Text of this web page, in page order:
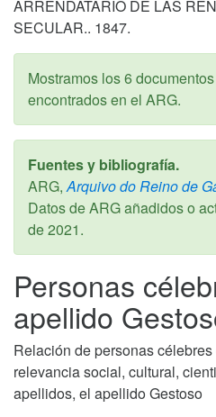
ARRENDATARIO DE LAS
SECULAR.. 1847.
Mostramos los 6
encontrados en el ARG.
Fuentes y bibliografía.
ARG, Arquivo do Reino de
Datos de ARG añadidos o
de 2021.
Personas
apellido
Relación de personas
relevancia social, cultural,
apellidos, el apellido Gestoso